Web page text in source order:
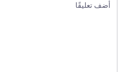
أضف تعليقًا